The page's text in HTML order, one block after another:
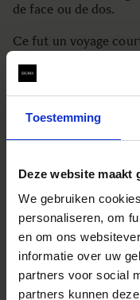
Toestemming
Deze website maakt
We gebruiken
personaliseren, om
en om ons
informatie over uw
partners voor social
partners kunnen
de face ou de dos.
Ce fut un voyage
Dès la première
J’ai commencé la
immédiatement
vision du monde,